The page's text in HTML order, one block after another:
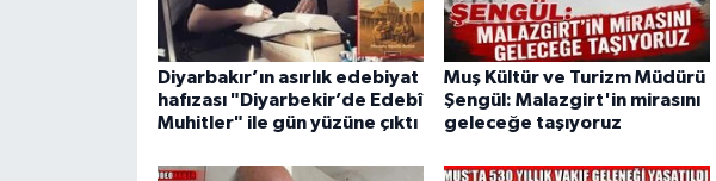
Diyarbakır’ın asırlık edebiyat
hafızası "Diyarbekir’de Edebî
Muhitler" ile gün yüzüne çıktı
Muş Kültür ve Turizm Müdürü
Şengül: Malazgirt'in mirasını
geleceğe taşıyoruz